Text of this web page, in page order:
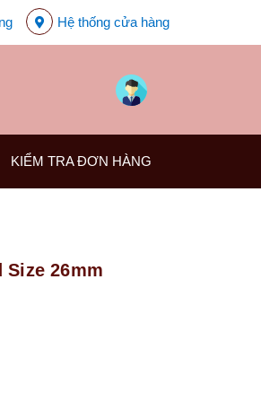
Hệ thống cửa hàng
KIỂM TRA ĐƠN HÀNG
26mm